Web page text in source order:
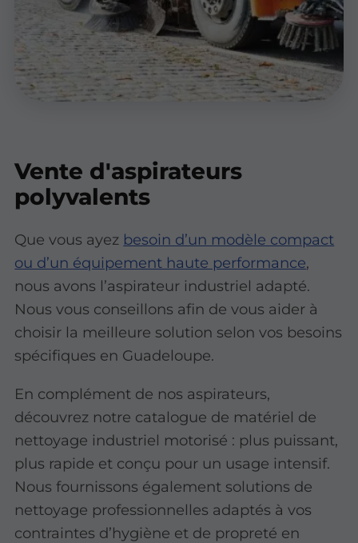
Vente d'aspirateurs
polyvalents
Que vous ayez besoin d’un modèle compact
ou d’un équipement haute performance,
nous avons l’aspirateur industriel adapté.
Nous vous conseillons afin de vous aider à
choisir la meilleure solution selon vos besoins
spécifiques en Guadeloupe.
En complément de nos aspirateurs,
découvrez notre catalogue de matériel de
nettoyage industriel motorisé : plus puissant,
plus rapide et conçu pour un usage intensif.
Nous fournissons également solutions de
nettoyage professionnelles adaptés à vos
contraintes d’hygiène et de propreté en